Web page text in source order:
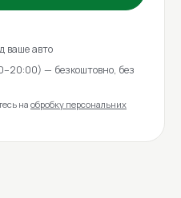
ваше авто
— безкоштовно, без
на обробку персональних